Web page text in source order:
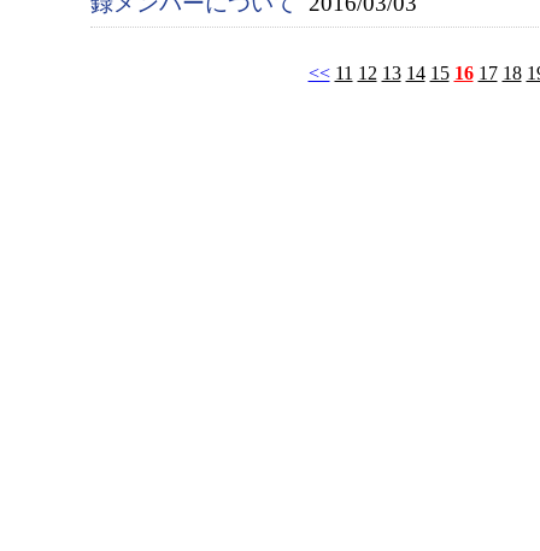
<< 11 12 13 14 15 16 17 18